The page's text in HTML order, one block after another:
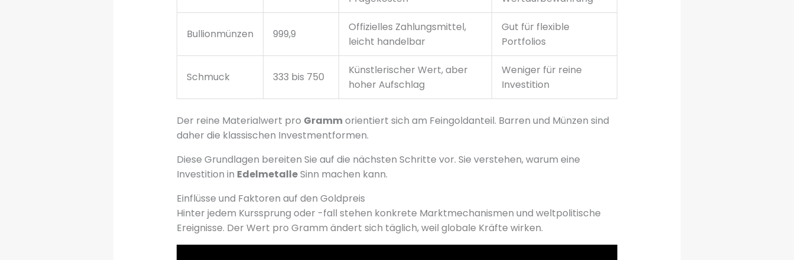
Bullionmünzen 999,9
Offizielles Zahlungsmittel,
leicht handelbar
Gut für flexible
Portfolios
Schmuck 333 bis 750
Künstlerischer Wert, aber
hoher Aufschlag
Weniger für reine
Investition
Der reine Materialwert pro Grammorientiert sich am Feingoldanteil. Barren und Münzen sind
daher die klassischen Investmentformen.
Diese Grundlagen bereiten Sie auf die nächsten Schritte vor. Sie verstehen, warum eine
Investition in EdelmetalleSinn machen kann.
Einflüsse und Faktoren auf den Goldpreis
Hinter jedem Kurssprung oder -fall stehen konkrete Marktmechanismen und weltpolitische
Ereignisse. Der Wert pro Gramm ändert sich täglich, weil globale Kräfte wirken.